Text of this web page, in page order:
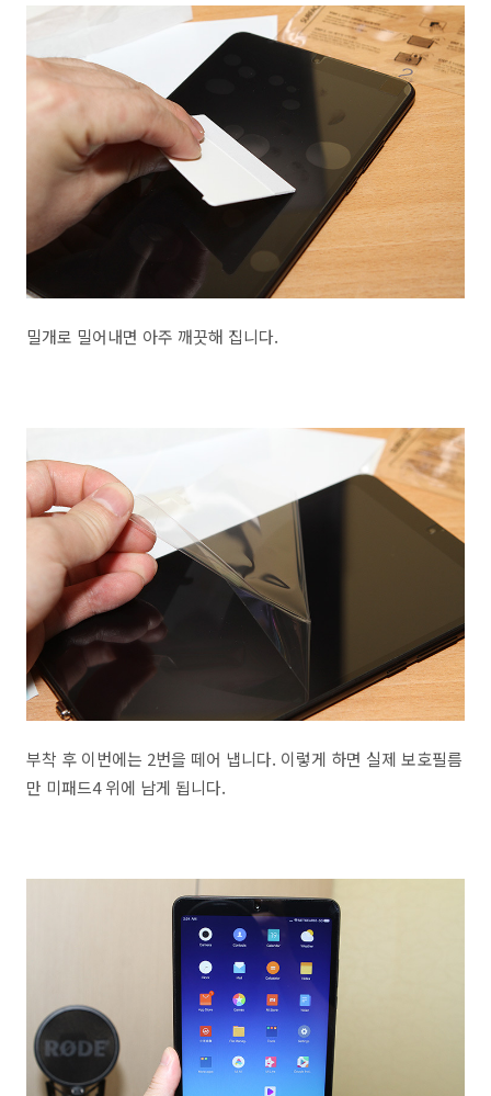
밀개로 밀어내면 아주 깨끗해 집니다.
부착 후 이번에는 2번을 떼어 냅니다. 이렇게 하면 실제 보호필름
만 미패드4 위에 남게 됩니다.